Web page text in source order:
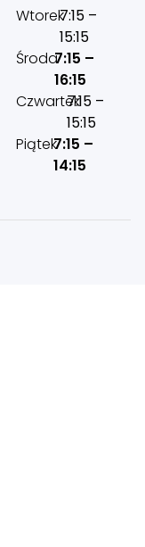
Wtorek7:15 –
15:15
Środa7:15 –
16:15
Czwartek7:15 –
15:15
Piątek7:15 –
14:15